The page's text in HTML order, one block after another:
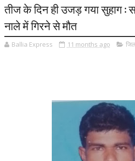
तीज के दिन ही उजड़ गया सुहाग
नाले में गिरने से मौत
Ballia Express 11 months ago